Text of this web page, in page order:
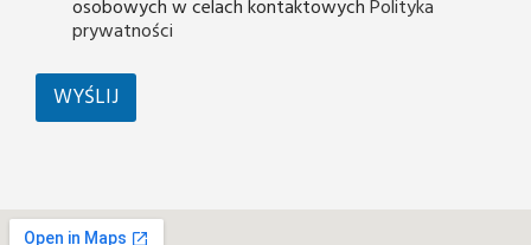
osobowych w celach kontaktowychPolityka
prywatności
WYŚLIJ